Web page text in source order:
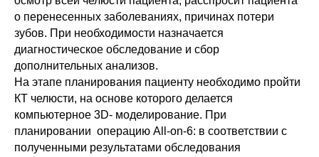
о перенесенных заболеваниях, причинах потери
зубов. При необходимости назначается
диагностическое обследование и сбор
дополнительных анализов.
На этапе планирования пациенту необходимо пройти
КТ челюсти, на основе которого делается
компьютерное 3D- моделирование. При
планировании операцию All-on-6: в соответствии с
полученными результатами обследования